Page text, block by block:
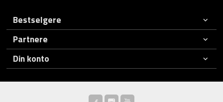
Bestselgere
Partnere
Din konto